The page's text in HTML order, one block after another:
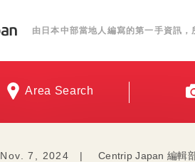
由日本中部當地人編寫的第一手資訊，
Area Search
Nov. 7, 2024 | Centrip Japan 編輯